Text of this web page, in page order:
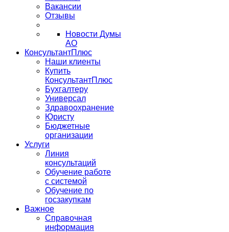
Вакансии
Отзывы
Новости Думы
АО
КонсультантПлюс
Наши клиенты
Купить
КонсультантПлюс
Бухгалтеру
Универсал
Здравоохранение
Юристу
Бюджетные
организации
Услуги
Линия
консультаций
Обучение работе
с системой
Обучение по
госзакупкам
Важное
Справочная
информация